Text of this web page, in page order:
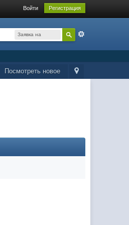
Войти Регистрация
Заявка на
Посмотреть новое